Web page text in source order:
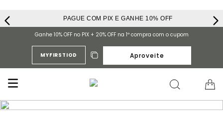
PAGUE COM PIX E GANHE 10% OFF
Ganhe 10% OFF no PIX + 20% OFF na 1ª compra com o cupom
MYFIRSTIOD Aproveite